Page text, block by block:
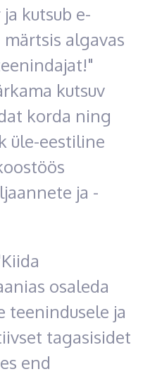
kutsub e-
algavas
kutsuv
korda ning
üle-eestiline
ja -
osaleda
teenindusele ja
tagasisidet
end